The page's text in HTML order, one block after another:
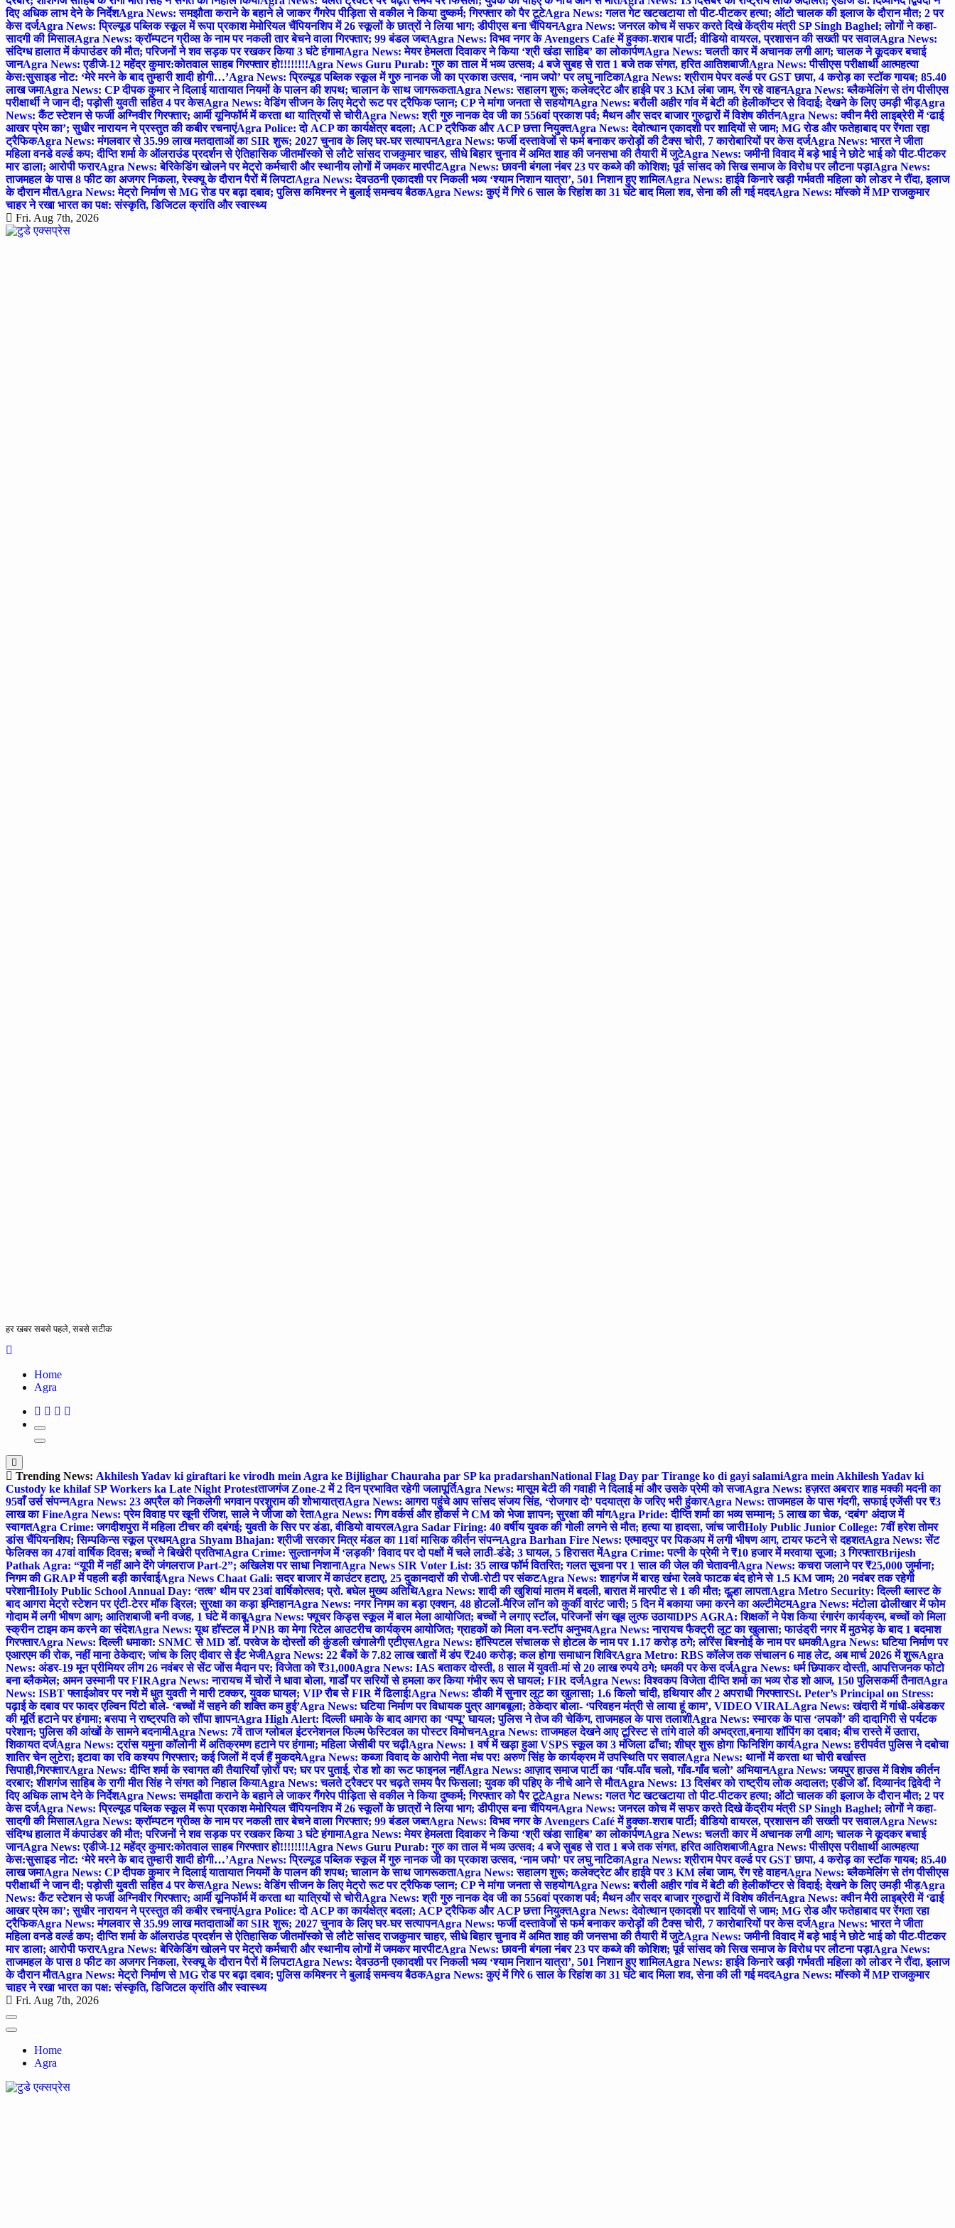
दिए अधिक लाभ देने के निर्देशAgra News: समझौता कराने के बहाने ले जाकर गैंगरेप पीड़िता से वकील ने किया दुष्कर्म; गिरफ्तार को पैर टूटेAgra News: गलत गेट खटखटाया तो पीट-पीटकर हत्या; ऑटो चालक की इलाज के दौरान मौत; 2 पर
केस दर्जAgra News: प्रिल्यूड पब्लिक स्कूल में रूपा प्रकाश मेमोरियल चैंपियनशिप में 26 स्कूलों के छात्रों ने लिया भाग; डीपीएस बना चैंपियनAgra News: जनरल कोच में सफर करते दिखे केंद्रीय मंत्री SP Singh Baghel; लोगों ने कहा-
सादगी की मिसालAgra News: क्रॉम्पटन ग्रीव्स के नाम पर नकली तार बेचने वाला गिरफ्तार; 99 बंडल जब्तAgra News: विभव नगर के Avengers Café में हुक्का-शराब पार्टी; वीडियो वायरल, प्रशासन की सख्ती पर सवालAgra News:
संदिग्ध हालात में कंपाउंडर की मौत; परिजनों ने शव सड़क पर रखकर किया 3 घंटे हंगामाAgra News: मेयर हेमलता दिवाकर ने किया ‘श्री खंडा साहिब’ का लोकार्पणAgra News: चलती कार में अचानक लगी आग; चालक ने कूदकर बचाई
जानAgra News: एडीजे-12 महेंद्र कुमार:कोतवाल साहब गिरफ्तार हो!!!!!!!!Agra News Guru Purab: गुरु का ताल में भव्य उत्सव; 4 बजे सुबह से रात 1 बजे तक संगत, हरित आतिशबाजीAgra News: पीसीएस परीक्षार्थी आत्महत्या
केस:सुसाइड नोट: ‘मेरे मरने के बाद तुम्हारी शादी होगी…’Agra News: प्रिल्यूड पब्लिक स्कूल में गुरु नानक जी का प्रकाश उत्सव, ‘नाम जपो’ पर लघु नाटिकाAgra News: श्रीराम पेपर वर्ल्ड पर GST छापा, 4 करोड़ का स्टॉक गायब; 85.40
लाख जमाAgra News: CP दीपक कुमार ने दिलाई यातायात नियमों के पालन की शपथ; चालान के साथ जागरूकताAgra News: सहालग शुरू; कलेक्ट्रेट और हाईवे पर 3 KM लंबा जाम, रेंग रहे वाहनAgra News: ब्लैकमेलिंग से तंग पीसीएस
परीक्षार्थी ने जान दी; पड़ोसी युवती सहित 4 पर केसAgra News: वेडिंग सीजन के लिए मेट्रो रूट पर ट्रैफिक प्लान; CP ने मांगा जनता से सहयोगAgra News: बरौली अहीर गांव में बेटी की हेलीकॉप्टर से विदाई; देखने के लिए उमड़ी भीड़Agra
News: कैंट स्टेशन से फर्जी अग्निवीर गिरफ्तार; आर्मी यूनिफॉर्म में करता था यात्रियों से चोरीAgra News: श्री गुरु नानक देव जी का 556वां प्रकाश पर्व; मैथन और सदर बाजार गुरुद्वारों में विशेष कीर्तनAgra News: क्वीन मैरी लाइब्रेरी में ‘ढाई
आखर प्रेम का’; सुधीर नारायन ने प्रस्तुत की कबीर रचनाएंAgra Police: दो ACP का कार्यक्षेत्र बदला; ACP ट्रैफिक और ACP छत्ता नियुक्तAgra News: देवोत्थान एकादशी पर शादियों से जाम; MG रोड और फतेहाबाद पर रेंगता रहा
ट्रैफिकAgra News: मंगलवार से 35.99 लाख मतदाताओं का SIR शुरू; 2027 चुनाव के लिए घर-घर सत्यापनAgra News: फर्जी दस्तावेजों से फर्म बनाकर करोड़ों की टैक्स चोरी, 7 कारोबारियों पर केस दर्जAgra News: भारत ने जीता
महिला वनडे वर्ल्ड कप; दीप्ति शर्मा के ऑलराउंड प्रदर्शन से ऐतिहासिक जीतमॉस्को से लौटे सांसद राजकुमार चाहर, सीधे बिहार चुनाव में अमित शाह की जनसभा की तैयारी में जुटेAgra News: जमीनी विवाद में बड़े भाई ने छोटे भाई को पीट-पीटकर
मार डाला; आरोपी फरारAgra News: बेरिकेडिंग खोलने पर मेट्रो कर्मचारी और स्थानीय लोगों में जमकर मारपीटAgra News: छावनी बंगला नंबर 23 पर कब्जे की कोशिश; पूर्व सांसद को सिख समाज के विरोध पर लौटना पड़ाAgra News:
ताजमहल के पास 8 फीट का अजगर निकला, रेस्क्यू के दौरान पैरों में लिपटाAgra News: देवउठनी एकादशी पर निकली भव्य ‘श्याम निशान यात्रा’, 501 निशान हुए शामिलAgra News: हाईवे किनारे खड़ी गर्भवती महिला को लोडर ने रौंदा, इलाज
के दौरान मौतAgra News: मेट्रो निर्माण से MG रोड पर बढ़ा दबाव; पुलिस कमिश्नर ने बुलाई समन्वय बैठकAgra News: कुएं में गिरे 6 साल के रिहांश का 31 घंटे बाद मिला शव, सेना की ली गई मददAgra News: मॉस्को में MP राजकुमार
चाहर ने रखा भारत का पक्ष: संस्कृति, डिजिटल क्रांति और स्वास्थ्य
Fri. Aug 7th, 2026
हर खबर सबसे पहले, सबसे सटीक
Home
Agra
Trending News: Akhilesh Yadav ki giraftari ke virodh mein Agra ke Bijlighar Chauraha par SP ka pradarshanNational Flag Day par Tirange ko di gayi salamiAgra mein Akhilesh Yadav ki
Custody ke khilaf SP Workers ka Late Night Protestताजगंज Zone-2 में 2 दिन प्रभावित रहेगी जलापूर्तिAgra News: मासूम बेटी की गवाही ने दिलाई मां और उसके प्रेमी को सजाAgra News: हज़रत अबरार शाह मक्की मदनी का
95वाँ उर्स संपन्नAgra News: 23 अप्रैल को निकलेगी भगवान परशुराम की शोभायात्राAgra News: आगरा पहुंचे आप सांसद संजय सिंह, ‘रोजगार दो’ पदयात्रा के जरिए भरी हुंकारAgra News: ताजमहल के पास गंदगी, सफाई एजेंसी पर ₹3
लाख का FineAgra News: प्रेम विवाह पर खूनी रंजिश, साले ने जीजा को रेताAgra News: गिग वर्कर्स और हॉकर्स ने CM को भेजा ज्ञापन; सुरक्षा की मांगAgra Pride: दीप्ति शर्मा का भव्य सम्मान; 5 लाख का चेक, ‘दबंग’ अंदाज में
स्वागतAgra Crime: जगदीशपुरा में महिला टीचर की दबंगई; युवती के सिर पर डंडा, वीडियो वायरलAgra Sadar Firing: 40 वर्षीय युवक की गोली लगने से मौत; हत्या या हादसा, जांच जारीHoly Public Junior College: 7वीं हरेश तोमर
डांस चैंपियनशिप; सिम्पकिन्स स्कूल प्रथमAgra Shyam Bhajan: श्रीजी सरकार मित्र मंडल का 11वां मासिक कीर्तन संपन्नAgra Barhan Fire News: एत्मादपुर पर पिकअप में लगी भीषण आग, टायर फटने से दहशतAgra News: सेंट
फेलिक्स का 47वां वार्षिक दिवस; बच्चों ने बिखेरी प्रतिभाAgra Crime: सुल्तानगंज में ‘लड़की’ विवाद पर दो पक्षों में चले लाठी-डंडे; 3 घायल, 5 हिरासत मेंAgra Crime: पत्नी के प्रेमी ने ₹10 हजार में मरवाया सूजा; 3 गिरफ्तारBrijesh
Pathak Agra: “यूपी में नहीं आने देंगे जंगलराज Part-2”; अखिलेश पर साधा निशानाAgra News SIR Voter List: 35 लाख फॉर्म वितरित; गलत सूचना पर 1 साल की जेल की चेतावनीAgra News: कचरा जलाने पर ₹25,000 जुर्माना;
निगम की GRAP में पहली बड़ी कार्रवाईAgra News Chaat Gali: सदर बाजार में काउंटर हटाए, 25 दुकानदारों की रोजी-रोटी पर संकटAgra News: शाहगंज में बारह खंभा रेलवे फाटक बंद होने से 1.5 KM जाम; 20 नवंबर तक रहेगी
परेशानीHoly Public School Annual Day: ‘तत्व’ थीम पर 23वां वार्षिकोत्सव; प्रो. बघेल मुख्य अतिथिAgra News: शादी की खुशियां मातम में बदली, बारात में मारपीट से 1 की मौत; दूल्हा लापताAgra Metro Security: दिल्ली ब्लास्ट के
बाद आगरा मेट्रो स्टेशन पर एंटी-टेरर मॉक ड्रिल; सुरक्षा का कड़ा इम्तिहानAgra News: नगर निगम का बड़ा एक्शन, 48 होटलों-मैरिज लॉन को कुर्की वारंट जारी; 5 दिन में बकाया जमा करने का अल्टीमेटमAgra News: मंटोला ढोलीखार में फोम
गोदाम में लगी भीषण आग; आतिशबाजी बनी वजह, 1 घंटे में काबूAgra News: फ्यूचर किड्स स्कूल में बाल मेला आयोजित; बच्चों ने लगाए स्टॉल, परिजनों संग खूब लुत्फ उठायाDPS AGRA: शिक्षकों ने पेश किया रंगारंग कार्यक्रम, बच्चों को मिला
स्क्रीन टाइम कम करने का संदेशAgra News: यूथ हॉस्टल में PNB का मेगा रिटेल आउटरीच कार्यक्रम आयोजित; ग्राहकों को मिला वन-स्टॉप अनुभवAgra News: नारायच फैक्ट्री लूट का खुलासा; फाउंड्री नगर में मुठभेड़ के बाद 1 बदमाश
गिरफ्तारAgra News: दिल्ली धमाका: SNMC से MD डॉ. परवेज के दोस्तों की कुंडली खंगालेगी एटीएसAgra News: हॉस्पिटल संचालक से होटल के नाम पर 1.17 करोड़ ठगे; लॉरेंस बिश्नोई के नाम पर धमकीAgra News: घटिया निर्माण पर
एआरएम की रोक, नहीं माना ठेकेदार; जांच के लिए दीवार से ईंट भेजीAgra News: 22 बैंकों के 7.82 लाख खातों में डंप ₹240 करोड़; कल होगा समाधान शिविरAgra Metro: RBS कॉलेज तक संचालन 6 माह लेट, अब मार्च 2026 में शुरूAgra
News: अंडर-19 मून प्रीमियर लीग 26 नवंबर से सेंट जोंस मैदान पर; विजेता को ₹31,000Agra News: IAS बताकर दोस्ती, 8 साल में युवती-मां से 20 लाख रुपये ठगे; धमकी पर केस दर्जAgra News: धर्म छिपाकर दोस्ती, आपत्तिजनक फोटो
बना ब्लैकमेल; अमन उस्मानी पर FIRAgra News: नारायच में चोरों ने धावा बोला, गार्डों पर सरियों से हमला कर किया गंभीर रूप से घायल; FIR दर्जAgra News: विश्वकप विजेता दीप्ति शर्मा का भव्य रोड शो आज, 150 पुलिसकर्मी तैनातAgra
News: ISBT फ्लाईओवर पर नशे में धुत युवती ने मारी टक्कर, युवक घायल; VIP रौब से FIR में ढिलाई!Agra News: डौकी में सुनार लूट का खुलासा; 1.6 किलो चांदी, हथियार और 2 अपराधी गिरफ्तारSt. Peter’s Principal on Stress:
पढ़ाई के दबाव पर फादर एल्विन पिंटो बोले- ‘बच्चों में सहने की शक्ति कम हुई’Agra News: घटिया निर्माण पर विधायक पुत्र आगबबूला; ठेकेदार बोला- ‘परिवहन मंत्री से लाया हूं काम’, VIDEO VIRALAgra News: खंदारी में गांधी-अंबेडकर
की मूर्ति हटाने पर हंगामा; बसपा ने राष्ट्रपति को सौंपा ज्ञापनAgra High Alert: दिल्ली धमाके के बाद आगरा का ‘पप्पू’ घायल; पुलिस ने तेज की चेकिंग, ताजमहल के पास तलाशीAgra News: स्मारक के पास ‘लपकों’ की दादागिरी से पर्यटक
परेशान; पुलिस की आंखों के सामने बदनामीAgra News: 7वें ताज ग्लोबल इंटरनेशनल फिल्म फेस्टिवल का पोस्टर विमोचनAgra News: ताजमहल देखने आए टूरिस्ट से तांगे वाले की अभद्रता,बनाया शॉपिंग का दबाव; बीच रास्ते में उतारा,
शिकायत दर्जAgra News: ट्रांस यमुना कॉलोनी में अतिक्रमण हटाने पर हंगामा; महिला जेसीबी पर चढ़ीAgra News: 1 वर्ष में खड़ा हुआ VSPS स्कूल का 3 मंजिला ढाँचा; शीघ्र शुरू होगा फिनिशिंग कार्यAgra News: हरीपर्वत पुलिस ने दबोचा
शातिर चेन लुटेरा; इटावा का रवि कश्यप गिरफ्तार; कई जिलों में दर्ज हैं मुकदमेAgra News: कब्जा विवाद के आरोपी नेता मंच पर! अरुण सिंह के कार्यक्रम में उपस्थिति पर सवालAgra News: थानों में करता था चोरी बर्खास्त
सिपाही,गिरफ्तारAgra News: दीप्ति शर्मा के स्वागत की तैयारियाँ ज़ोरों पर; घर पर पुताई, रोड शो का रूट फाइनल नहींAgra News: आज़ाद समाज पार्टी का ‘पाँव-पाँव चलो, गाँव-गाँव चलो’ अभियानAgra News: जयपुर हाउस में विशेष कीर्तन
दरबार; शीशगंज साहिब के रागी मीत सिंह ने संगत को निहाल कियाAgra News: चलते ट्रैक्टर पर चढ़ते समय पैर फिसला; युवक की पहिए के नीचे आने से मौतAgra News: 13 दिसंबर को राष्ट्रीय लोक अदालत; एडीजे डॉ. दिव्यानंद द्विवेदी ने
दिए अधिक लाभ देने के निर्देशAgra News: समझौता कराने के बहाने ले जाकर गैंगरेप पीड़िता से वकील ने किया दुष्कर्म; गिरफ्तार को पैर टूटेAgra News: गलत गेट खटखटाया तो पीट-पीटकर हत्या; ऑटो चालक की इलाज के दौरान मौत; 2 पर
केस दर्जAgra News: प्रिल्यूड पब्लिक स्कूल में रूपा प्रकाश मेमोरियल चैंपियनशिप में 26 स्कूलों के छात्रों ने लिया भाग; डीपीएस बना चैंपियनAgra News: जनरल कोच में सफर करते दिखे केंद्रीय मंत्री SP Singh Baghel; लोगों ने कहा-
सादगी की मिसालAgra News: क्रॉम्पटन ग्रीव्स के नाम पर नकली तार बेचने वाला गिरफ्तार; 99 बंडल जब्तAgra News: विभव नगर के Avengers Café में हुक्का-शराब पार्टी; वीडियो वायरल, प्रशासन की सख्ती पर सवालAgra News:
संदिग्ध हालात में कंपाउंडर की मौत; परिजनों ने शव सड़क पर रखकर किया 3 घंटे हंगामाAgra News: मेयर हेमलता दिवाकर ने किया ‘श्री खंडा साहिब’ का लोकार्पणAgra News: चलती कार में अचानक लगी आग; चालक ने कूदकर बचाई
जानAgra News: एडीजे-12 महेंद्र कुमार:कोतवाल साहब गिरफ्तार हो!!!!!!!!Agra News Guru Purab: गुरु का ताल में भव्य उत्सव; 4 बजे सुबह से रात 1 बजे तक संगत, हरित आतिशबाजीAgra News: पीसीएस परीक्षार्थी आत्महत्या
केस:सुसाइड नोट: ‘मेरे मरने के बाद तुम्हारी शादी होगी…’Agra News: प्रिल्यूड पब्लिक स्कूल में गुरु नानक जी का प्रकाश उत्सव, ‘नाम जपो’ पर लघु नाटिकाAgra News: श्रीराम पेपर वर्ल्ड पर GST छापा, 4 करोड़ का स्टॉक गायब; 85.40
लाख जमाAgra News: CP दीपक कुमार ने दिलाई यातायात नियमों के पालन की शपथ; चालान के साथ जागरूकताAgra News: सहालग शुरू; कलेक्ट्रेट और हाईवे पर 3 KM लंबा जाम, रेंग रहे वाहनAgra News: ब्लैकमेलिंग से तंग पीसीएस
परीक्षार्थी ने जान दी; पड़ोसी युवती सहित 4 पर केसAgra News: वेडिंग सीजन के लिए मेट्रो रूट पर ट्रैफिक प्लान; CP ने मांगा जनता से सहयोगAgra News: बरौली अहीर गांव में बेटी की हेलीकॉप्टर से विदाई; देखने के लिए उमड़ी भीड़Agra
News: कैंट स्टेशन से फर्जी अग्निवीर गिरफ्तार; आर्मी यूनिफॉर्म में करता था यात्रियों से चोरीAgra News: श्री गुरु नानक देव जी का 556वां प्रकाश पर्व; मैथन और सदर बाजार गुरुद्वारों में विशेष कीर्तनAgra News: क्वीन मैरी लाइब्रेरी में ‘ढाई
आखर प्रेम का’; सुधीर नारायन ने प्रस्तुत की कबीर रचनाएंAgra Police: दो ACP का कार्यक्षेत्र बदला; ACP ट्रैफिक और ACP छत्ता नियुक्तAgra News: देवोत्थान एकादशी पर शादियों से जाम; MG रोड और फतेहाबाद पर रेंगता रहा
ट्रैफिकAgra News: मंगलवार से 35.99 लाख मतदाताओं का SIR शुरू; 2027 चुनाव के लिए घर-घर सत्यापनAgra News: फर्जी दस्तावेजों से फर्म बनाकर करोड़ों की टैक्स चोरी, 7 कारोबारियों पर केस दर्जAgra News: भारत ने जीता
महिला वनडे वर्ल्ड कप; दीप्ति शर्मा के ऑलराउंड प्रदर्शन से ऐतिहासिक जीतमॉस्को से लौटे सांसद राजकुमार चाहर, सीधे बिहार चुनाव में अमित शाह की जनसभा की तैयारी में जुटेAgra News: जमीनी विवाद में बड़े भाई ने छोटे भाई को पीट-पीटकर
मार डाला; आरोपी फरारAgra News: बेरिकेडिंग खोलने पर मेट्रो कर्मचारी और स्थानीय लोगों में जमकर मारपीटAgra News: छावनी बंगला नंबर 23 पर कब्जे की कोशिश; पूर्व सांसद को सिख समाज के विरोध पर लौटना पड़ाAgra News:
ताजमहल के पास 8 फीट का अजगर निकला, रेस्क्यू के दौरान पैरों में लिपटाAgra News: देवउठनी एकादशी पर निकली भव्य ‘श्याम निशान यात्रा’, 501 निशान हुए शामिलAgra News: हाईवे किनारे खड़ी गर्भवती महिला को लोडर ने रौंदा, इलाज
के दौरान मौतAgra News: मेट्रो निर्माण से MG रोड पर बढ़ा दबाव; पुलिस कमिश्नर ने बुलाई समन्वय बैठकAgra News: कुएं में गिरे 6 साल के रिहांश का 31 घंटे बाद मिला शव, सेना की ली गई मददAgra News: मॉस्को में MP राजकुमार
चाहर ने रखा भारत का पक्ष: संस्कृति, डिजिटल क्रांति और स्वास्थ्य
Fri. Aug 7th, 2026
Home
Agra